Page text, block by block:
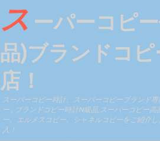
ス ーパーコピ
品)ブランドコピ
店！
スーパーコピー時計、スーパーコピーブランド
ー , ブランドコピー時計N級品,スーパーコピー
ー、エルメスコピー、シャネルコピーをご紹介
入！